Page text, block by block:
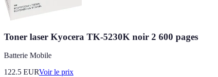
Toner laser Kyocera TK-5230K noir 2 600 pages
Batterie Mobile
122.5 EURVoir le prix